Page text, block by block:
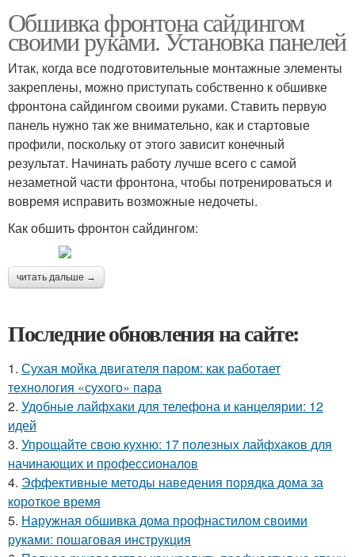
Обшивка фронтона сайдингом
своими руками. Установка панелей
Итак, когда все подготовительные монтажные элементы
закреплены, можно приступать собственно к обшивке
фронтона сайдингом своими руками. Ставить первую
панель нужно так же внимательно, как и стартовые
профили, поскольку от этого зависит конечный
результат. Начинать работу лучше всего с самой
незаметной части фронтона, чтобы потренироваться и
вовремя исправить возможные недочеты.
Как обшить фронтон сайдингом:
читать дальше →
Последние обновления на сайте:
1. Сухая мойка двигателя паром: как работает
технология «сухого» пара
2. Удобные лайфхаки для телефона и канцелярии: 12
идей
3. Упрощайте свою кухню: 17 полезных лайфхаков для
начинающих и профессионалов
4. Эффективные методы наведения порядка дома за
короткое время
5. Наружная обшивка дома профнастилом своими
руками: пошаговая инструкция